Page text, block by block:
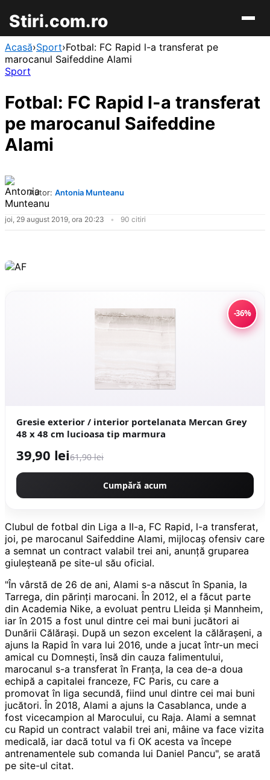
Stiri.com.ro
Acasă›Sport›Fotbal: FC Rapid l-a transferat pe
marocanul Saifeddine Alami
Sport
Fotbal: FC Rapid l-a transferat
pe marocanul Saifeddine
Alami
Autor: Antonia Munteanu
joi, 29 august 2019, ora 20:23 90 citiri
-36%
Gresie exterior / interior portelanata Mercan Grey
48 x 48 cm lucioasa tip marmura
39,90 lei61,90 lei
Cumpără acum
Clubul de fotbal din Liga a II-a, FC Rapid, l-a transferat,
joi, pe marocanul Saifeddine Alami, mijlocaş ofensiv care
a semnat un contract valabil trei ani, anunţă gruparea
giuleşteană pe site-ul său oficial.
"În vârstă de 26 de ani, Alami s-a născut în Spania, la
Tarrega, din părinţi marocani. În 2012, el a făcut parte
din Academia Nike, a evoluat pentru Lleida şi Mannheim,
iar în 2015 a fost unul dintre cei mai buni jucători ai
Dunării Călăraşi. După un sezon excelent la călăraşeni, a
ajuns la Rapid în vara lui 2016, unde a jucat într-un meci
amical cu Domneşti, însă din cauza falimentului,
marocanul s-a transferat în Franţa, la cea de-a doua
echipă a capitalei franceze, FC Paris, cu care a
promovat în liga secundă, fiind unul dintre cei mai buni
jucători. În 2018, Alami a ajuns la Casablanca, unde a
fost vicecampion al Marocului, cu Raja. Alami a semnat
cu Rapid un contract valabil trei ani, mâine va face vizita
medicală, iar dacă totul va fi OK acesta va începe
antrenamentele sub comanda lui Daniel Pancu", se arată
pe site-ul citat.